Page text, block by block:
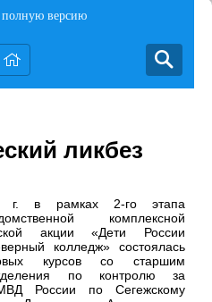
версию
ликбез
г. в рамках 2-го этапа
комплексной
акции «Дети России
колледж» состоялась
курсов со старшим
по контролю за
России по Сегежскому